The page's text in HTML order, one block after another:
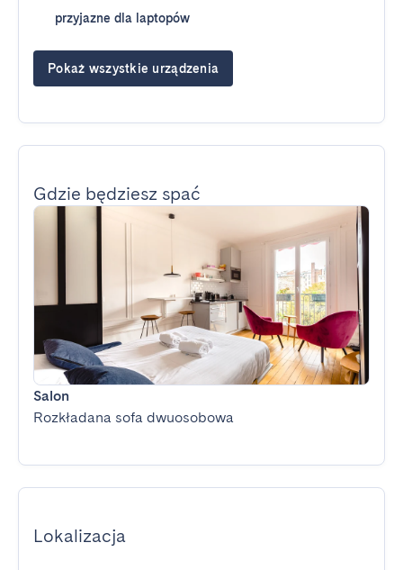
przyjazne dla laptopów
Pokaż wszystkie urządzenia
Gdzie będziesz spać
Salon
Rozkładana sofa dwuosobowa
Lokalizacja